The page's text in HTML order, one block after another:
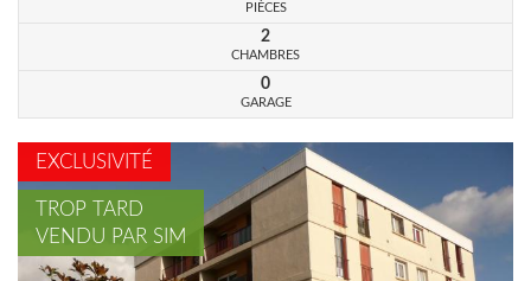
PIÈCES
2
CHAMBRES
0
GARAGE
EXCLUSIVITÉ
TROP TARD
VENDU PAR SIM